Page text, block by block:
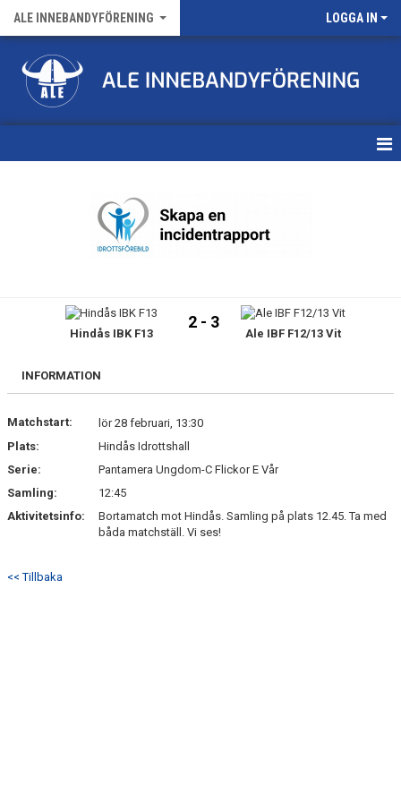
ALE INNEBANDYFÖRENING LOGGA IN
FÖRENINGENS MATCHER
NYHETSARKIV
MEDLEMSKAP
Hindås IBK F13
2 - 3
Ale IBF F12/13 Vit
INFORMATION
Matchstart:
lör 28 februari, 13:30
Plats:
Hindås Idrottshall
Serie:
Pantamera Ungdom-C Flickor E Vår
Samling:
12:45
Aktivitetsinfo:
Bortamatch mot Hindås. Samling på plats 12.45. Ta med
båda matchställ. Vi ses!
<< Tillbaka